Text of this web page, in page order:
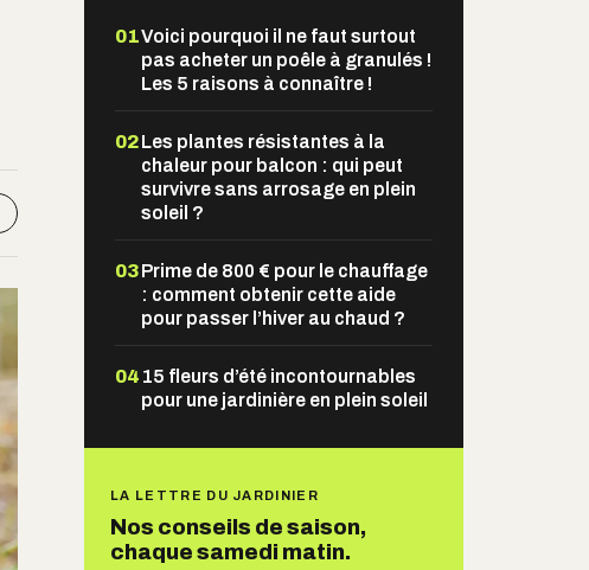
01Voici pourquoi il ne faut surtout
pas acheter un poêle à granulés !
Les 5 raisons à connaître !
02Les plantes résistantes à la
chaleur pour balcon : qui peut
survivre sans arrosage en plein
soleil ?
03Prime de 800 € pour le chauffage
: comment obtenir cette aide
pour passer l’hiver au chaud ?
04 15 fleurs d’été incontournables
pour une jardinière en plein soleil
LA LETTRE DU JARDINIER
Nos conseils de saison,
chaque samedi matin.